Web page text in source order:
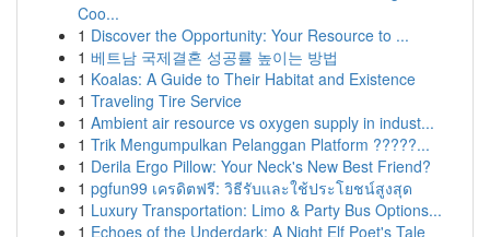
Coo...
1 Discover the Opportunity: Your Resource to ...
1 베트남 국제결혼 성공률 높이는 방법
1 Koalas: A Guide to Their Habitat and Existence
1 Traveling Tire Service
1 Ambient air resource vs oxygen supply in indust...
1 Trik Mengumpulkan Pelanggan Platform ?????...
1 Derila Ergo Pillow: Your Neck's New Best Friend?
1 pgfun99 เครดิตฟรี: วิธีรับและใช้ประโยชน์สูงสุด
1 Luxury Transportation: Limo & Party Bus Options...
1 Echoes of the Underdark: A Night Elf Poet's Tale